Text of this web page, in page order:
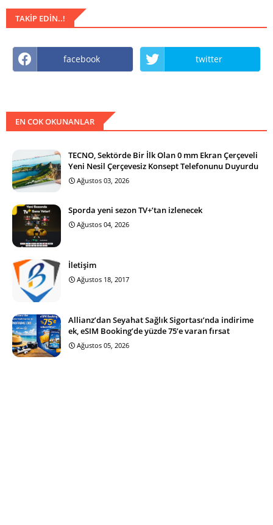
TAKIP EDIN..!
facebook twitter
EN COK OKUNANLAR
TECNO, Sektörde Bir İlk Olan 0 mm Ekran Çerçeveli
Yeni Nesil Çerçevesiz Konsept Telefonunu Duyurdu
Ağustos 03, 2026
Sporda yeni sezon TV+’tan izlenecek
Ağustos 04, 2026
İletişim
Ağustos 18, 2017
Allianz’dan Seyahat Sağlık Sigortası’nda indirime
ek, eSIM Booking’de yüzde 75’e varan fırsat
Ağustos 05, 2026